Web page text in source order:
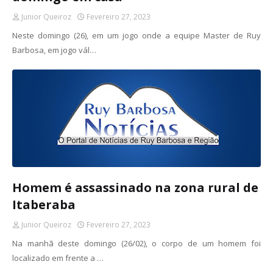
Junior Queiroz Fevereiro 27, 2023
Neste domingo (26), em um jogo onde a equipe Master de Ruy
Barbosa, em jogo vál…
Homem é assassinado na zona rural de
Itaberaba
Junior Queiroz Fevereiro 27, 2023
Na manhã deste domingo (26/02), o corpo de um homem foi
localizado em frente a …